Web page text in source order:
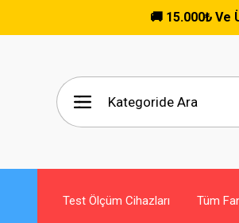
🚚 15.000₺ Ve Üzeri
Test Ölçüm Cihazları Tüm